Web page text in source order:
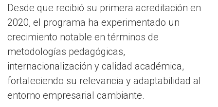
Desde que recibió su primera acreditación en
2020, el programa ha experimentado un
crecimiento notable en términos de
metodologías pedagógicas,
internacionalización y calidad académica,
fortaleciendo su relevancia y adaptabilidad al
entorno empresarial cambiante.